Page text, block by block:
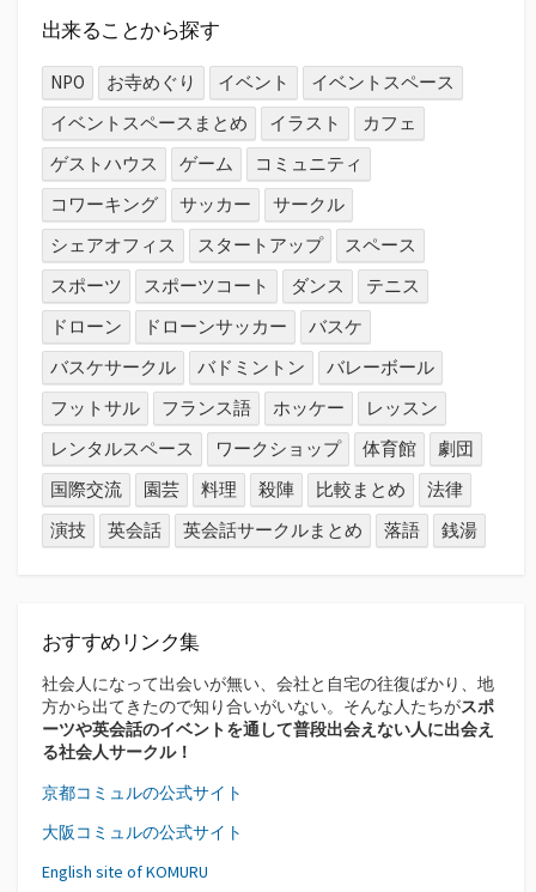
ら
す
出来ることから探す
NPO お寺めぐり イベント
イベントスペース
イベントスペースまとめ
イラスト
カフェ
ゲストハウス
ゲーム
コミュニティ
コワーキング
サッカー
サークル
シェアオフィス
スタートアップ
スペース
スポーツ
スポーツコート ダンス
テニス
ドローン
ドローンサッカー
バスケ
バスケサークル
バドミントン
バレーボール
フットサル
フランス語 ホッケー
レッスン
レンタルスペース
ワークショップ 体育館
劇団
国際交流
園芸 料理 殺陣 比較まとめ
法律
演技
英会話 英会話サークルまとめ 落語 銭湯
おすすめリンク集
社会人になって出会いが無い、会社と自宅の往復ばかり、地
方から出てきたので知り合いがいない。そんな人たちがスポ
ーツや英会話のイベントを通して普段出会えない人に出会え
る社会人サークル！
京都コミュルの公式サイト
大阪コミュルの公式サイト
English site of KOMURU